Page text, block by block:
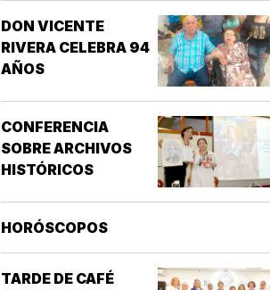
DON VICENTE
RIVERA CELEBRA 94
AÑOS
CONFERENCIA
SOBRE ARCHIVOS
HISTÓRICOS
HORÓSCOPOS
TARDE DE CAFÉ